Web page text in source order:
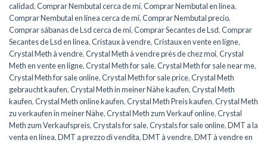
calidad,Comprar Nembutal cerca de mí,Comprar Nembutal en línea,
Comprar Nembutal en línea cerca de mí,Comprar Nembutal precio,
Comprar sábanas de Lsd cerca de mí,Comprar Secantes de Lsd,Comprar
Secantes de Lsd en línea,Cristaux à vendre,Cristaux en vente en ligne,
Crystal Meth à vendre,Crystal Meth à vendre près de chez moi,Crystal
Meth en vente en ligne,Crystal Meth for sale,Crystal Meth for sale near me,
Crystal Meth for sale online,Crystal Meth for sale price,Crystal Meth
gebraucht kaufen,Crystal Meth in meiner Nähe kaufen,Crystal Meth
kaufen,Crystal Meth online kaufen,Crystal Meth Preis kaufen,Crystal Meth
zu verkaufen in meiner Nähe,Crystal Meth zum Verkauf online,Crystal
Meth zum Verkaufspreis,Crystals for sale,Crystals for sale online,DMT a la
venta en línea,DMT a prezzo di vendita,DMT à vendre,DMT à vendre en